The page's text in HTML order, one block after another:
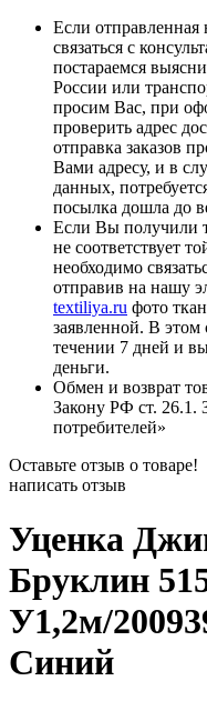
Если
связаться с
постараемся
России или
просим Вас, при
проверить адрес
отправка заказов
Вами адресу, и в
данных,
посылка дошла до
Если Вы получили
не соответствует
необходимо
отправив на нашу
textiliya.ru фото
заявленной. В
течении 7 дней и
деньги.
Обмен и возврат
Закону РФ ст. 26.1.
потребителей»
Оставьте отзыв о товаре!
написать отзыв
Уценка
Бруклин
У1,2м/
Синий